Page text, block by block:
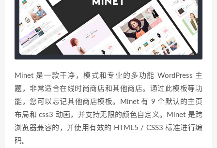
Minet 是一款干净，模式和专业的多功能 WordPress 主
题，非常适合在线时尚商店和其他商店。通过此模板等功
能，您可以忘记其他商店模板。Minet 有 9 个默认的主页
布局和 css3 动画，并支持无限的颜色自定义。Minet 是跨
浏览器兼容的，并使用有效的 HTML5 / CSS3 标准进行编
码。